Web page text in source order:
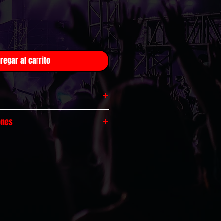
al carrito
México!
$99
hábiles
superiores a $1,399
válido por 30 días.